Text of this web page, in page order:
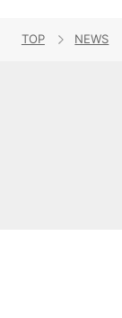
TOP NEWS